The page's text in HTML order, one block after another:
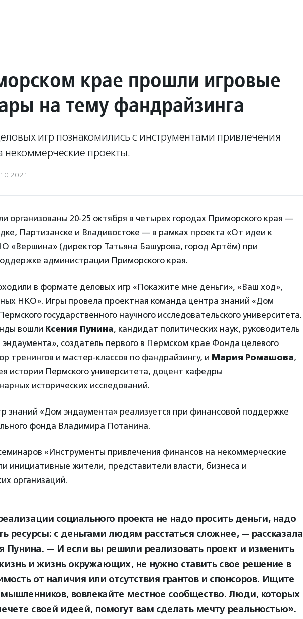
крае прошли игровые
на тему фандрайзинга
игр познакомились с инструментами привлечения
некоммерческие проекты.
организованы 20-25 октября в четырех городах Приморского края —
Партизанске и Владивостоке — в рамках проекта «От идеи к
«Вершина» (директор Татьяна Башурова, город Артём) при
администрации Приморского края.
в формате деловых игр «Покажите мне деньги», «Ваш ход»,
НКО». Игры провела проектная команда центра знаний «Дом
государственного научного исследовательского университета.
вошли Ксения Пунина, кандидат политических наук, руководитель
создатель первого в Пермском крае Фонда целевого
тренингов и мастер-классов по фандрайзингу, и Мария Ромашова,
истории Пермского университета, доцент кафедры
исторических исследований.
знаний «Дом эндаумента» реализуется при финансовой поддержке
фонда Владимира Потанина.
«Инструменты привлечения финансов на некоммерческие
инициативные жители, представители власти, бизнеса и
организаций.
социального проекта не надо просить деньги, надо
ресурсы: с деньгами людям расстаться сложнее, — рассказала
Пунина. — И если вы решили реализовать проект и изменить
и жизнь окружающих, не нужно ставить свое решение в
от наличия или отсутствия грантов и спонсоров. Ищите
вовлекайте местное сообщество. Люди, которых
своей идеей, помогут вам сделать мечту реальностью».